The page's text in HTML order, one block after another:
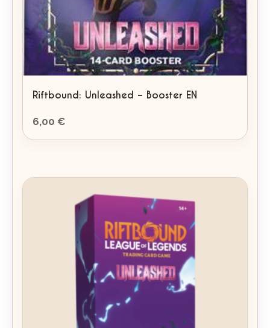
Riftbound: Unleashed – Booster EN
6,00 €